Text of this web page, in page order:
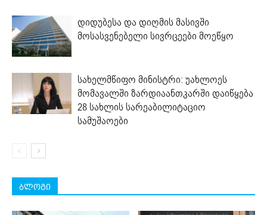
დიდუბესა და დიღმის მასივში
მოსასვენებელი სივრცეები მოეწყო
სახელმწიფო მინისტრი: უახლოეს
მომავალში ზარდიაანთკარში დაიწყება
28 სახლის სარეაბილიტაციო
სამუშაოები
ბლოგი